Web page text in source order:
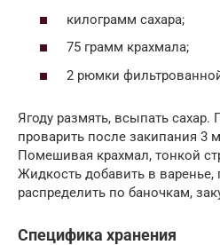
килограмм сахара;
75 грамм крахмала;
2 рюмки
Ягоду размять, всыпать
проварить после закипания 3
Помешивая крахмал, тонкой
Жидкость добавить в варенье,
распределить по баночкам,
Специфика хранения